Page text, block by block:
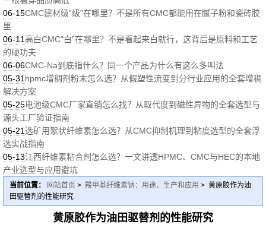
06-15CMC建材级“级”在哪里？不是所有CMC都能用在腻子粉和瓷砖胶
里
06-11高白CMC“白”在哪里？不是看起来白就行，这背后是原料和工艺
的硬功夫
06-06CMC-Na到底指什么？同一个产品为什么有这么多叫法
05-31 hpmc增稠剂粉末怎么选？从假塑性流变到分行业应用的全套增稠
解决方案
05-25电池级CMC厂家直销怎么找？从取代度到磁性异物的全套选型与
源头工厂验证指南
05-21选矿用絮状纤维素怎么选？从CMC抑制机理到粘度选型的全套浮
选实战指南
05-13江西纤维素粘合剂怎么选？一文讲透HPMC、CMC与HEC的本地
产业选型与应用避坑
当前位置： 网站首页 > 羧甲基纤维素钠：用途、生产和应用 > 黄原胶作为油
田驱替剂的性能研究
黄原胶作为油田驱替剂的性能研究